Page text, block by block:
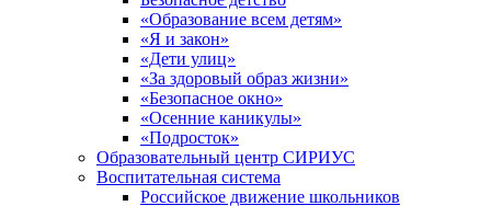
«Образование всем детям»
«Я и закон»
«Дети улиц»
«За здоровый образ жизни»
«Безопасное окно»
«Осенние каникулы»
«Подросток»
Образовательный центр СИРИУС
Воспитательная система
Российское движение школьников